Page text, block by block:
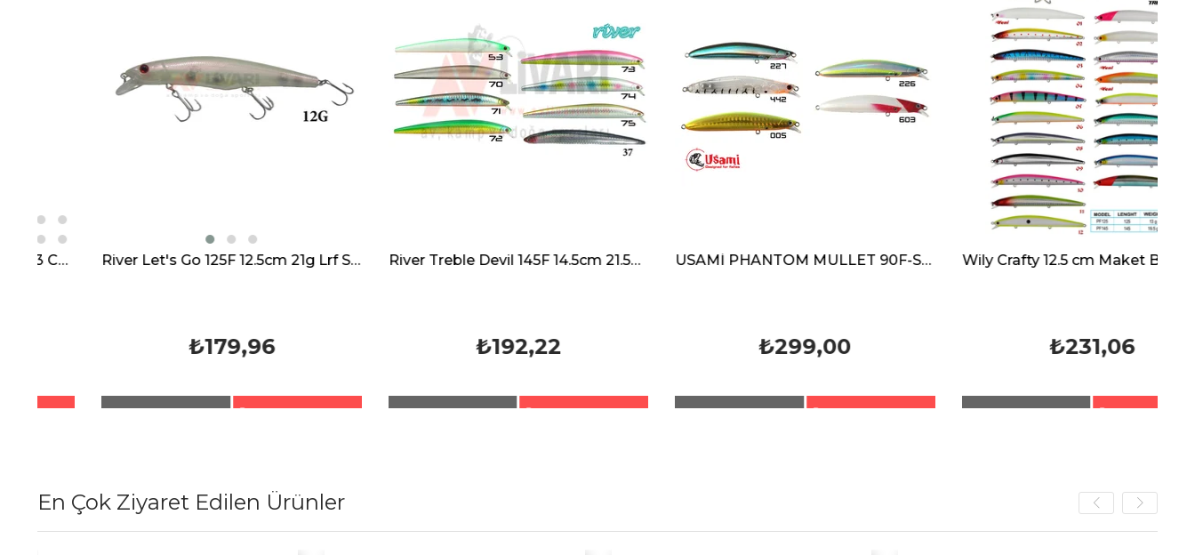
River Let's Go 125F 12.5cm 21g Lrf Spin Sahte Maket Balık
₺179,96
River Treble Devil 145F 14.5cm 21.5g Lrf Spin Sahte Maket Balık
₺192,22
USAMİ PHANTOM MULLET 90F-SR 9.4gr
₺299,00
Wily Crafty 12.5 cm Maket Balık 13 gr (0-0.5M)
₺231,06
En Çok Ziyaret Edilen Ürünler